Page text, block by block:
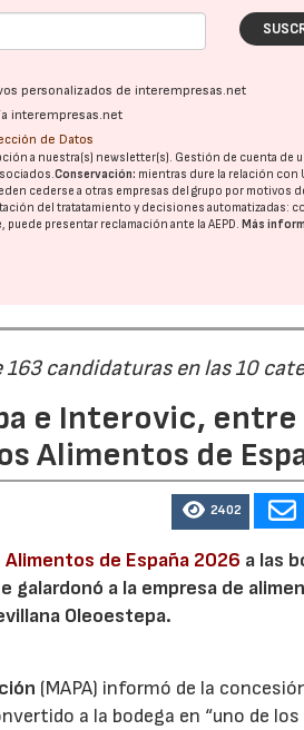
personalizados de interempresas.net
interempresas.net
de Datos
a nuestra(s) newsletter(s). Gestión de cuenta de
Conservación: mientras dure la relación con
cederse a otras empresas del grupo por motivos
del tratatamiento y decisiones automatizadas:
puede presentar reclamación ante laAEPD.Más
candidaturas en las 10
e Interovic, entre
Alimentos de
2402
Alimentos de España 2026 a las
galardonó a la empresa de
Oleoestepa.
(MAPA) informó de la
a la bodega en “uno de